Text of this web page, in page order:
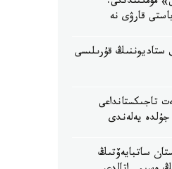
قارۋى نە
ستاديوننىڭ قۇرىلىسى
تاجىكستانداعى
جۇلدە يەلەندى
ساتبايەۆتىڭ